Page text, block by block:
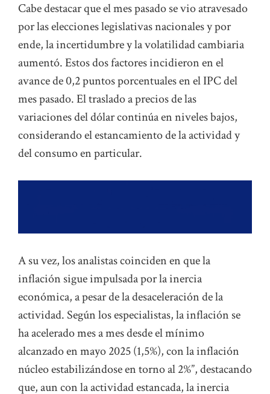
Cabe destacar que el mes pasado se vio atravesado
por las elecciones legislativas nacionales y por
ende, la incertidumbre y la volatilidad cambiaria
aumentó. Estos dos factores incidieron en el
avance de 0,2 puntos porcentuales en el IPC del
mes pasado. El traslado a precios de las
variaciones del dólar continúa en niveles bajos,
considerando el estancamiento de la actividad y
del consumo en particular.
A su vez, los analistas coinciden en que la
inflación sigue impulsada por la inercia
económica, a pesar de la desaceleración de la
actividad. Según los especialistas, la inflación se
ha acelerado mes a mes desde el mínimo
alcanzado en mayo 2025 (1,5%), con la inflación
núcleo estabilizándose en torno al 2%”, destacando
que, aun con la actividad estancada, la inercia